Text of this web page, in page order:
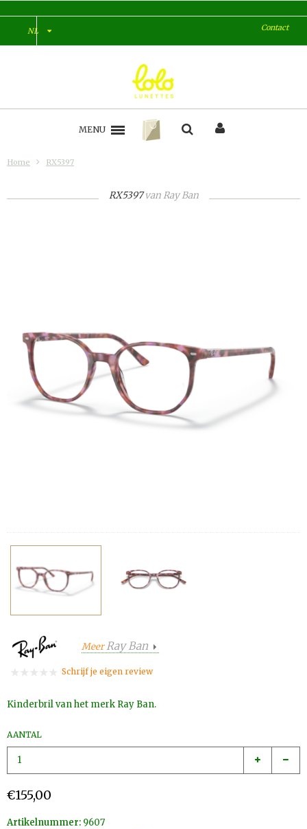
NL Contact
MENU
Home RX5397
RX5397vanRay Ban
Meer Ray Ban
Schrijf je eigen review
Kinderbril van het merk Ray Ban.
AANTAL
€155,00
Artikelnummer: 9607